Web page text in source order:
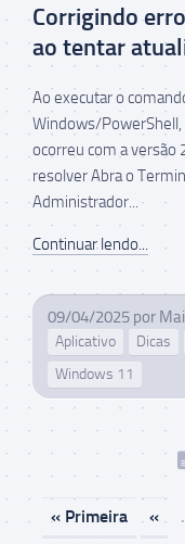
Corrigindo
ao tentar
Ao executar o
Windows/
ocorreu com a versão
resolver Abra o
Administrador...
Continuar lendo...
09/04/2025 por
Aplicativo Dicas
Windows 11
« Primeira «